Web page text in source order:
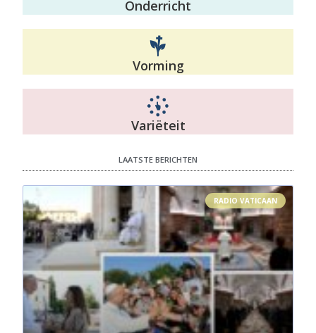
Onderricht
Vorming
Variëteit
LAATSTE BERICHTEN
RADIO VATICAAN